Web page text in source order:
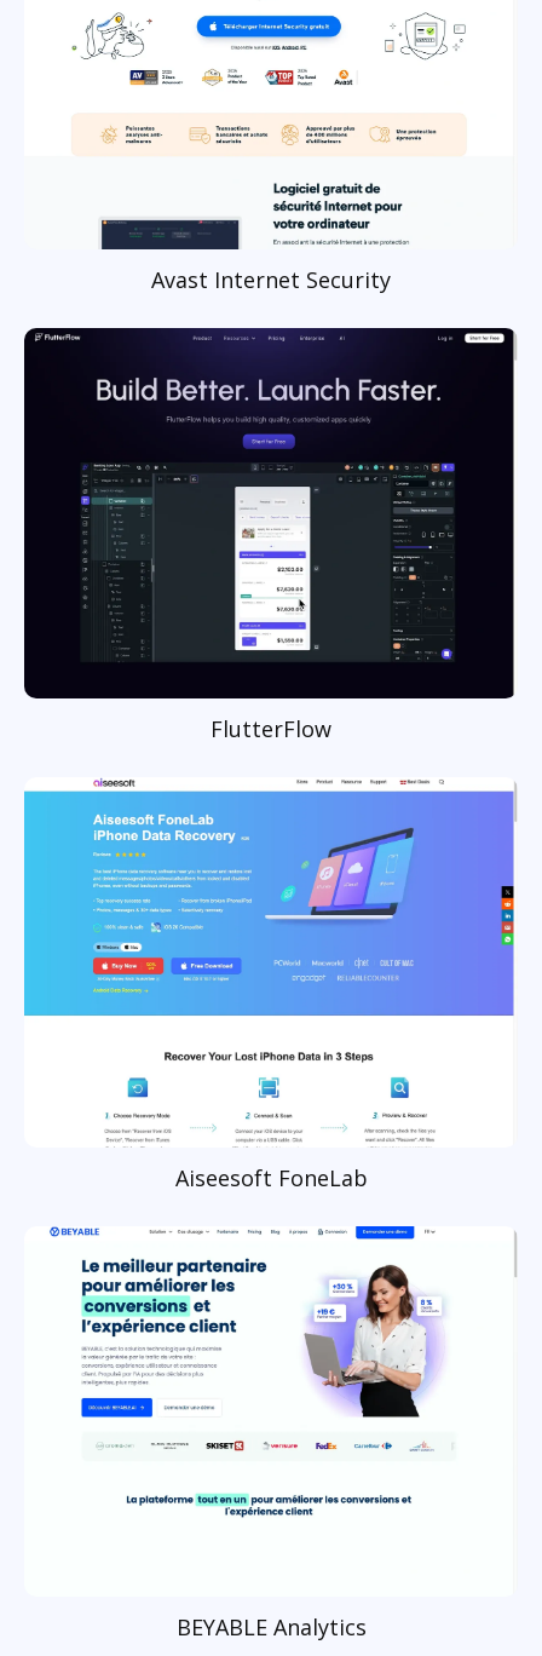
Avast Internet Security
FlutterFlow
Aiseesoft FoneLab
BEYABLE Analytics